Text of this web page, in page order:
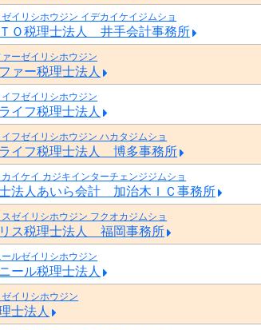
イリシホウジン イデカイケイジムショ
Ｏ税理士法人 井手会計事務所
ーゼイリシホウジン
ァー税理士法人
フゼイリシホウジン
イフ税理士法人
フゼイリシホウジン ハカタジムショ
イフ税理士法人 博多事務所
イケイ カジキインターチェンジジムショ
法人あいら会計 加治木ＩＣ事務所
ゼイリシホウジン フクオカジムショ
ス税理士法人 福岡事務所
ルゼイリシホウジン
ール税理士法人
イリシホウジン
士法人